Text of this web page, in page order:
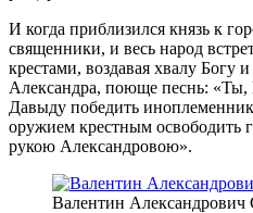
И когда приблизился князь к
священники, и весь народ
крестами, воздавая хвалу Богу
Александра, поюще песнь: «Ты,
Давыду победить
оружием крестным освободить
рукою Александровою».
Валентин Александрович